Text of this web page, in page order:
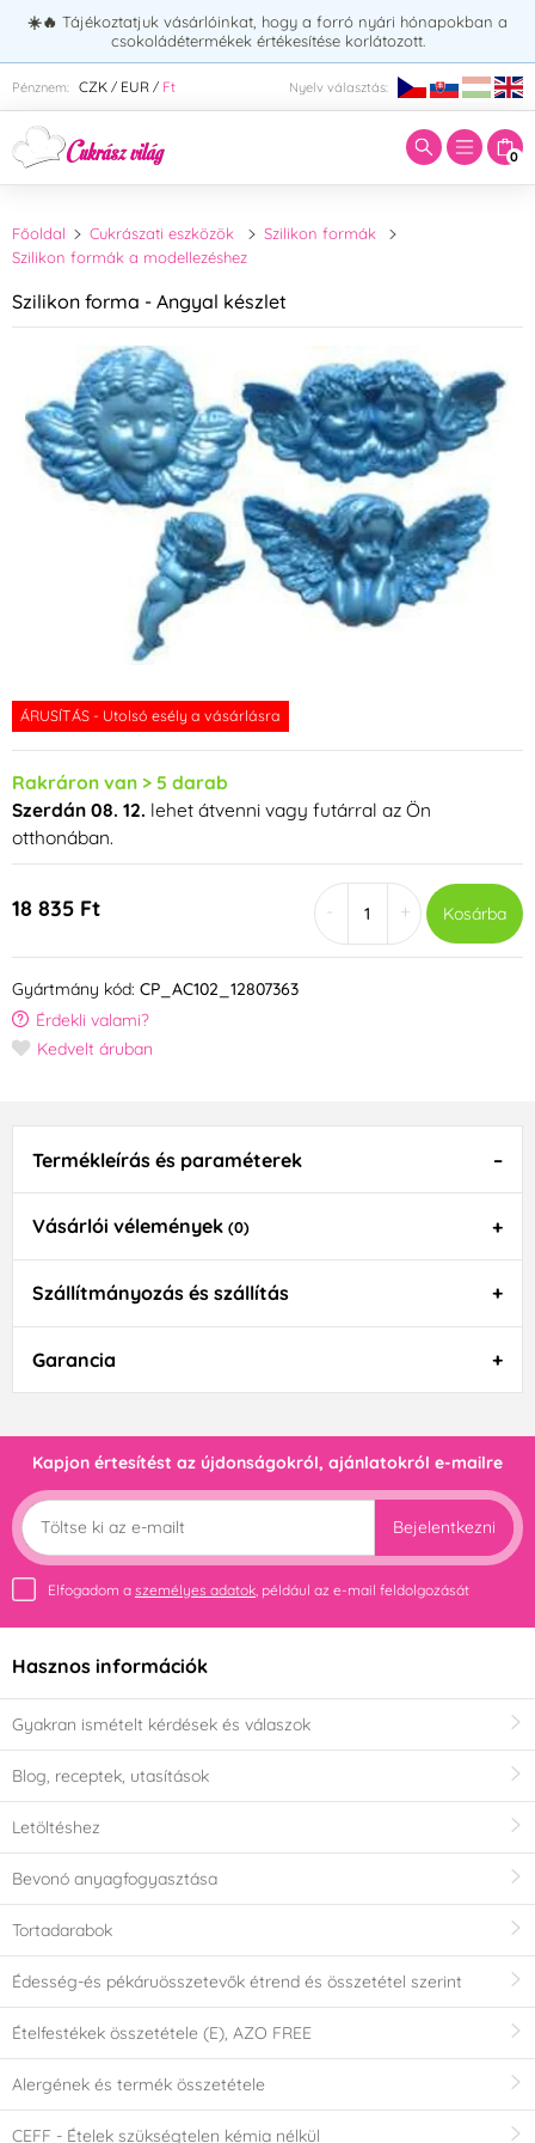
☀️🔥 Tájékoztatjuk vásárlóinkat, hogy a forró nyári hónapokban a
csokoládétermékek értékesítése korlátozott.
Pénznem: CZK / EUR / Ft Nyelv választás:
0
Adja meg a keresett kifejezést:
Főoldal Cukrászati eszközök
Szilikon formák
Szilikon formák a modellezéshez
Szilikon forma - Angyal készlet
ÁRUSÍTÁS - Utolsó esély a vásárlásra
Rakráron van > 5 darab
Szerdán 08. 12. lehet átvenni vagy futárral az Ön
otthonában.
18 835 Ft + Kosárba
Gyártmány kód: CP_AC102_12807363
Érdekli valami?
Kedvelt áruban
Termékleírás és paraméterek
Vásárlói vélemények (0)
Szállítmányozás és szállítás
Garancia
Kapjon értesítést az újdonságokról, ajánlatokról e-mailre
Bejelentkezni
Elfogadom a személyes adatok , például az e-mail feldolgozását
Hasznos információk
Gyakran ismételt kérdések és válaszok
Blog, receptek, utasítások
Letöltéshez
Bevonó anyagfogyasztása
Tortadarabok
Édesség-és pékáruösszetevők étrend és összetétel szerint
Ételfestékek összetétele (E), AZO FREE
Alergének és termék összetétele
CEFF - Ételek szükségtelen kémia nélkül